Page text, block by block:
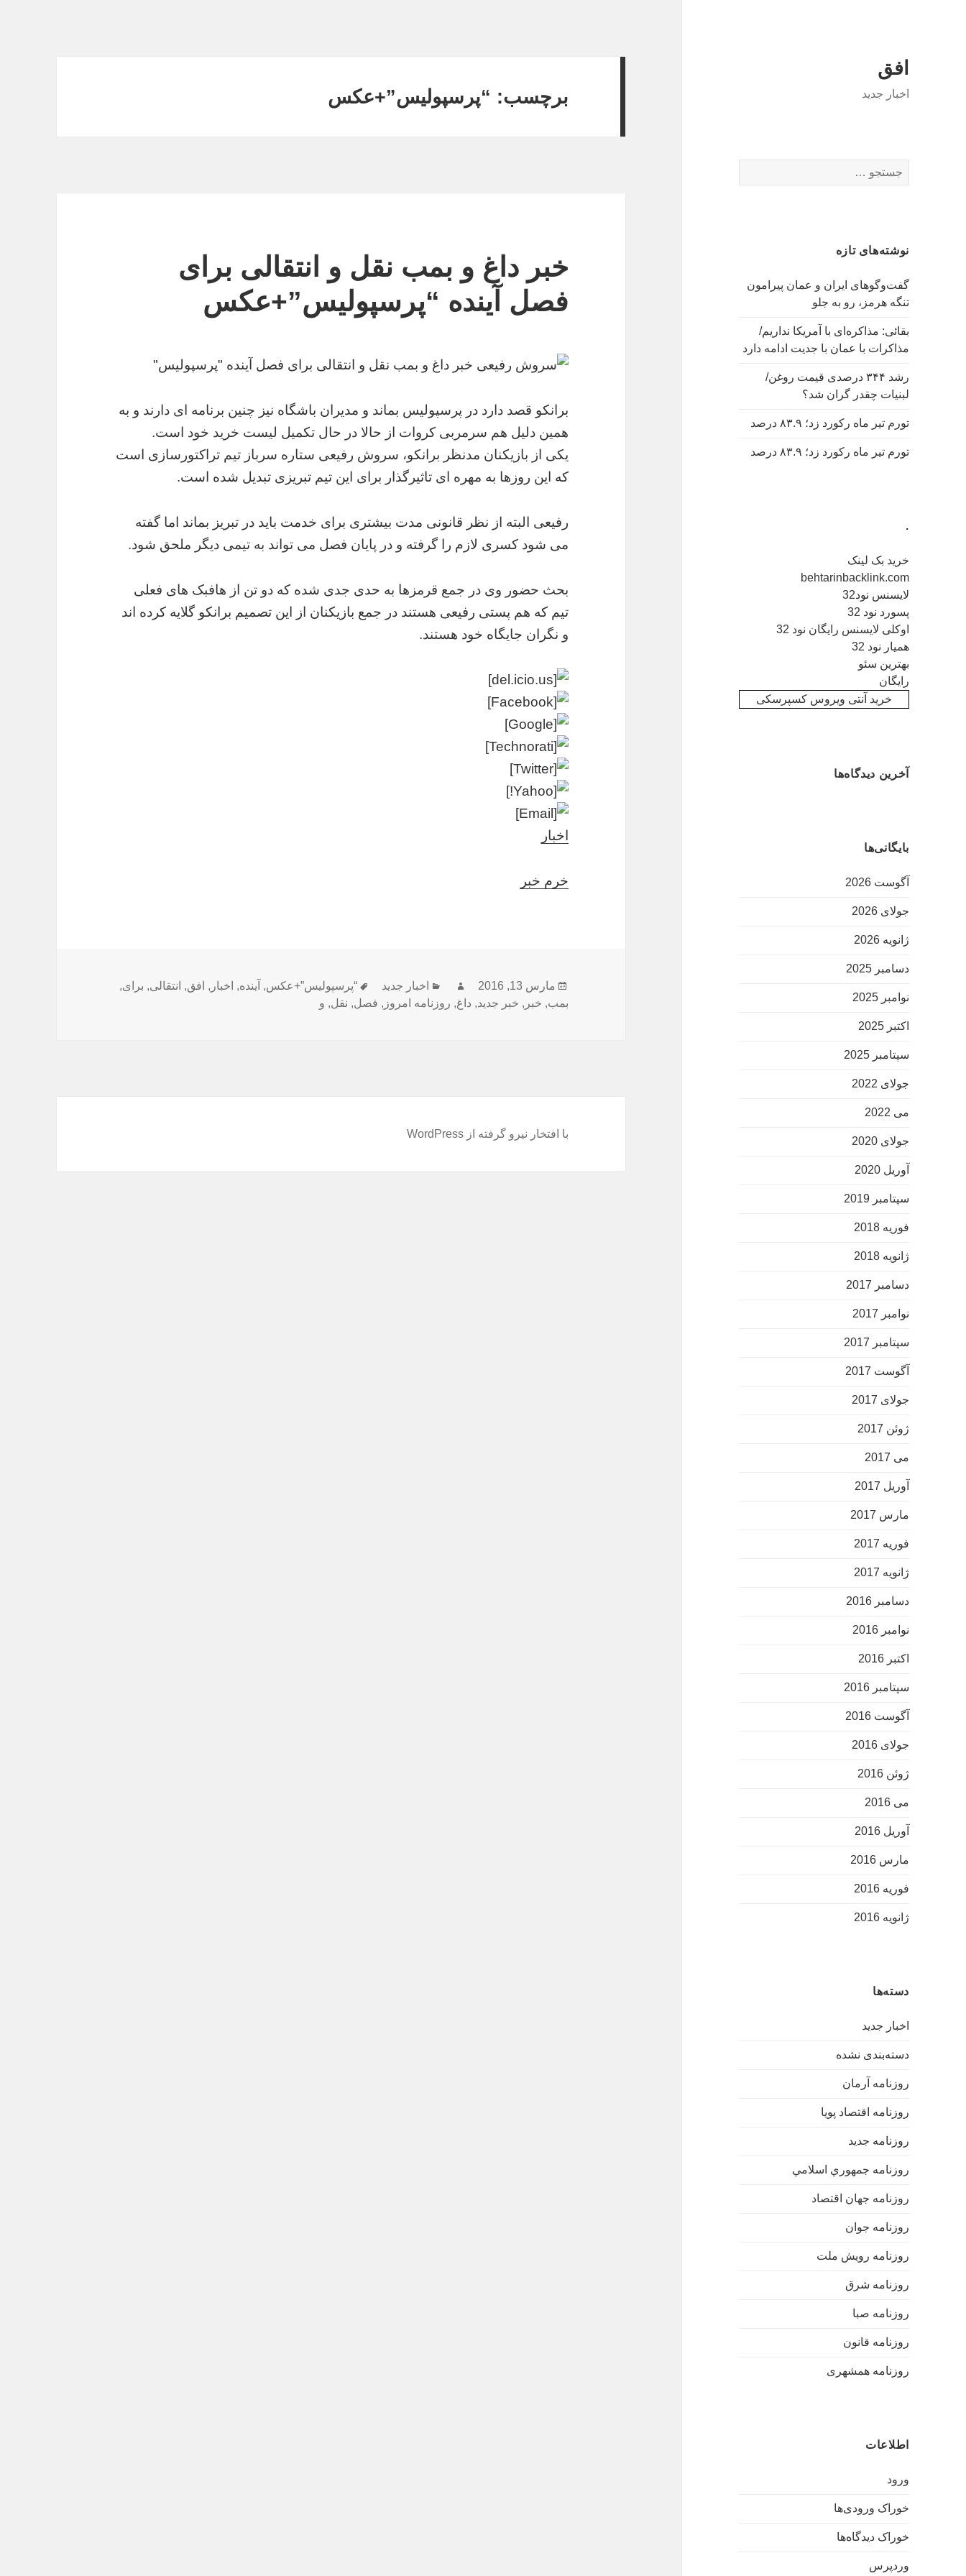
افق
اخبار جدید
برای:
نوشته‌های تازه
گفت‌وگوهای ایران و عمان پیرامون
تنگه هرمز، رو به جلو
بقائی: مذاکره‌ای با آمریکا نداریم/
مذاکرات با عمان با جدیت ادامه دارد
رشد ۳۴۴ درصدی قیمت روغن/
لبنیات چقدر گران شد؟
تورم تیر ماه رکورد زد؛ ۸۳.۹ درصد
تورم تیر ماه رکورد زد؛ ۸۳.۹ درصد
.
خرید بک لینک
behtarinbacklink.com
لایسنس نود32
پسورد نود 32
اوکلی لایسنس رایگان نود 32
همیار نود 32
بهترین سئو
رایگان
خرید آنتی ویروس کسپرسکی
آخرین دیدگاه‌ها
بایگانی‌ها
آگوست 2026
جولای 2026
ژانویه 2026
دسامبر 2025
نوامبر 2025
اکتبر 2025
سپتامبر 2025
جولای 2022
می 2022
جولای 2020
آوریل 2020
سپتامبر 2019
فوریه 2018
ژانویه 2018
دسامبر 2017
نوامبر 2017
سپتامبر 2017
آگوست 2017
جولای 2017
ژوئن 2017
می 2017
آوریل 2017
مارس 2017
فوریه 2017
ژانویه 2017
دسامبر 2016
نوامبر 2016
اکتبر 2016
سپتامبر 2016
آگوست 2016
جولای 2016
ژوئن 2016
می 2016
آوریل 2016
مارس 2016
فوریه 2016
ژانویه 2016
دسته‌ها
اخبار جدید
دسته‌بندی نشده
روزنامه آرمان
روزنامه اقتصاد پویا
روزنامه جدید
روزنامه جمهوري اسلامي
روزنامه جهان اقتصاد
روزنامه جوان
روزنامه رویش ملت
روزنامه شرق
روزنامه صبا
روزنامه قانون
روزنامه همشهری
اطلاعات
ورود
خوراک ورودی‌ها
خوراک دیدگاه‌ها
وردپرس
برچسب: “پرسپولیس”+عکس
خبر داغ و بمب نقل و انتقالی برای
فصل آینده “پرسپولیس”+عکس
برانکو قصد دارد در پرسپولیس بماند و مدیران باشگاه نیز چنین برنامه ای دارند و به
همین دلیل هم سرمربی کروات از حالا در حال تکمیل لیست خرید خود است.
یکی از بازیکنان مدنظر برانکو، سروش رفیعی ستاره سرباز تیم تراکتورسازی است
که این روزها به مهره ای تاثیرگذار برای این تیم تبریزی تبدیل شده است.
رفیعی البته از نظر قانونی مدت بیشتری برای خدمت باید در تبریز بماند اما گفته
می شود کسری لازم را گرفته و در پایان فصل می تواند به تیمی دیگر ملحق شود.
بحث حضور وی در جمع قرمزها به حدی جدی شده که دو تن از هافبک های فعلی
تیم که هم پستی رفیعی هستند در جمع بازیکنان از این تصمیم برانکو گلایه کرده اند
و نگران جایگاه خود هستند.
اخبار
خرم خبر
ارسال
شده
مارس 13, 2016 نویسندهدسته‌ها
اخبار جدید برچسب‌ها
“پرسپولیس”+عکس, آینده, اخبار , افق, انتقالی, برای,
بمب, خبر , خبر جدید, داغ, روزنامه امروز , فصل, نقل, و
با افتخار نیرو گرفته از WordPress